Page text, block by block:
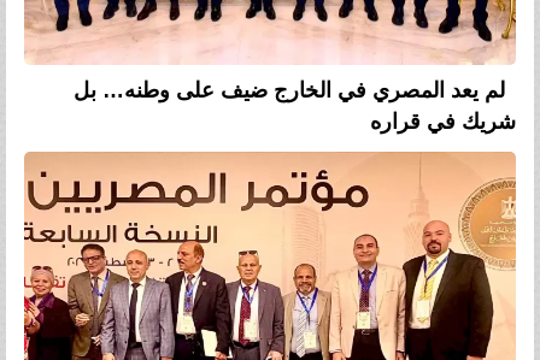
لم يعد المصري في الخارج ضيف على وطنه… بل
شريك في قراره